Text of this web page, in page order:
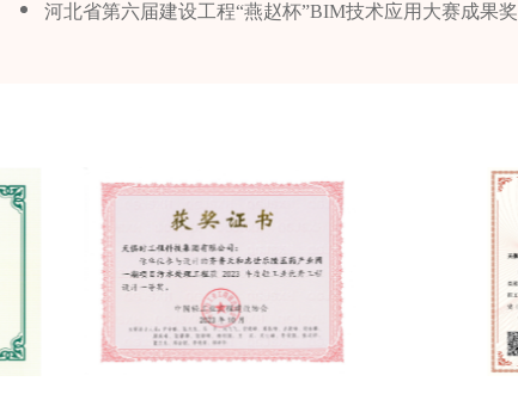
河北省第六届建设工程“燕赵杯”BIM技术应用大赛成果奖